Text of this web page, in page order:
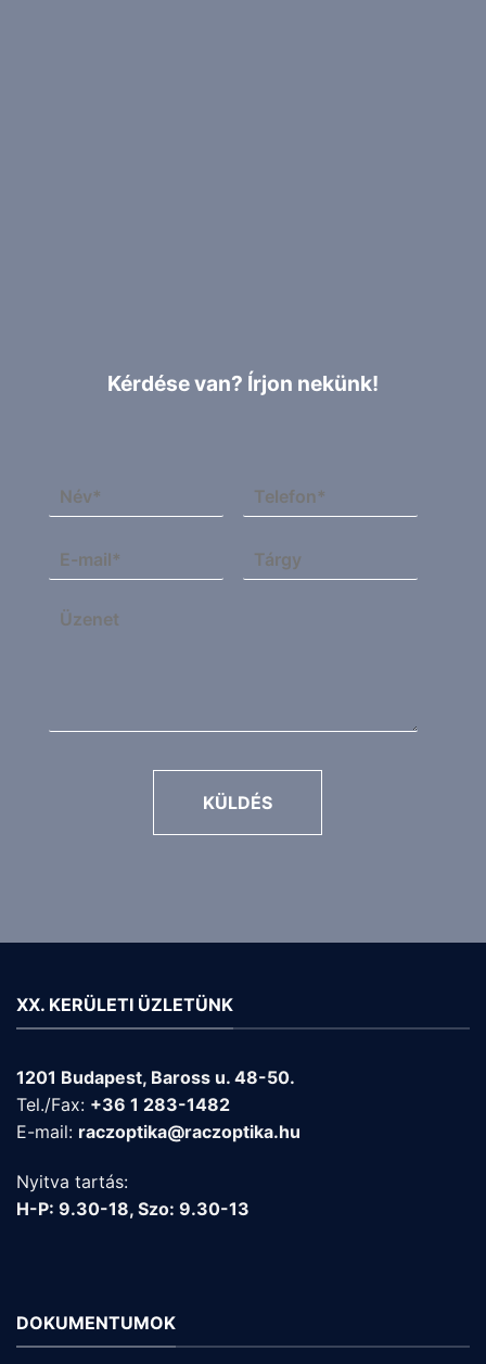
Kérdése van? Írjon nekünk!
KÜLDÉS
XX. KERÜLETI ÜZLETÜNK
1201 Budapest, Baross u. 48-50.
Tel./Fax: +36 1 283-1482
E-mail: raczoptika@raczoptika.hu
Nyitva tartás:
H-P: 9.30-18, Szo: 9.30-13
DOKUMENTUMOK